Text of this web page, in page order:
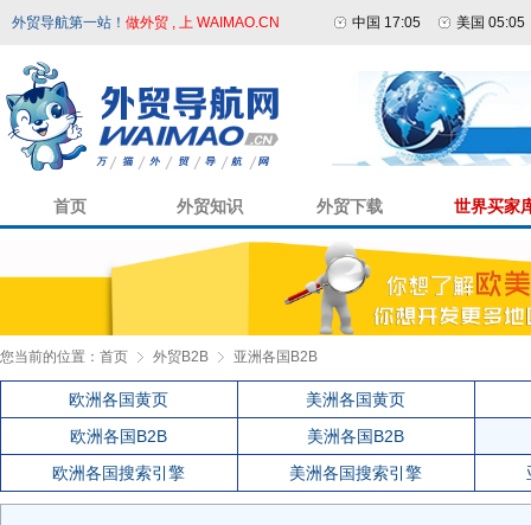
外贸导航第一站！ 做外贸 , 上 WAIMAO.CN 中国 17:05 美国 05:05
首页 外贸知识 外贸下载 世界买家
您当前的位置： 首页 外贸B2B 亚洲各国B2B
欧洲各国黄页
美洲各国黄页
欧洲各国B2B
美洲各国B2B
欧洲各国搜索引擎
美洲各国搜索引擎